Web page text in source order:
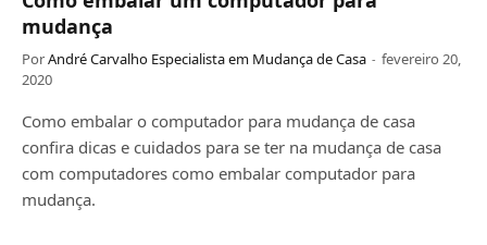
mudança
PorAndré Carvalho Especialista em Mudança de Casa
fevereiro 20,
2020
Como embalar o computador para mudança de casa
confira dicas e cuidados para se ter na mudança de casa
com computadores como embalar computador para
mudança.